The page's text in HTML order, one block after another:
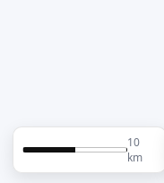
10
km